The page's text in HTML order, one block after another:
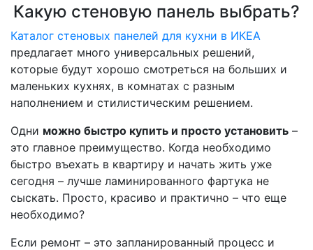
Какую стеновую панель выбрать?
Каталог стеновых панелей для кухни в ИКЕА
предлагает много универсальных решений,
которые будут хорошо смотреться на больших и
маленьких кухнях, в комнатах с разным
наполнением и стилистическим решением.
Одни можно быстро купить и просто установить –
это главное преимущество. Когда необходимо
быстро въехать в квартиру и начать жить уже
сегодня – лучше ламинированного фартука не
сыскать. Просто, красиво и практично – что еще
необходимо?
Если ремонт – это запланированный процесс и